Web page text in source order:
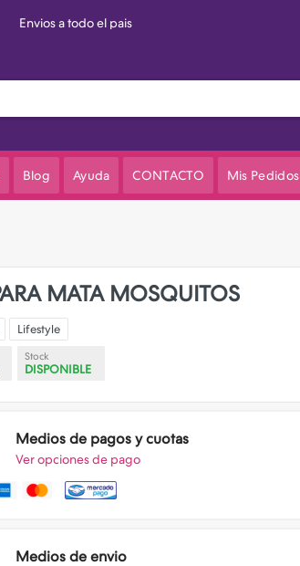
Envios a todo el pais
Blog Ayuda CONTACTO Mis Pedidos
MATA MOSQUITOS
Lifestyle
Stock
DISPONIBLE
Medios de pagos y cuotas
Ver opciones de pago
Medios de envio